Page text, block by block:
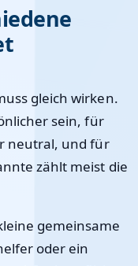
gleich wirken.
sein, für
neutral, und für
zählt meist die
gemeinsame
oder ein